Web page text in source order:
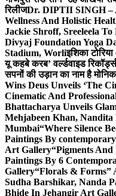
रिलीजDr. DIPTII SINGH –
Wellness And Holistic
Jackie Shroff, Sreeleela
Divyaj Foundation Yoga
Stadium, Worliइशिका
यू कहबे करब’ वर्ल्डवाइड
सपनों की उड़ान का नाम है
Wins Deus Unveils ‘The
Cinematic And
Bhattacharya Unveils
Mehjabeen Khan,
Mumbai“Where Silence
Paintings By
Art Gallery“Pigments
Paintings By 6
Gallery“Florals & Forms”
Sudha Barshikar, Nanda
Bhide In Jehangir Art